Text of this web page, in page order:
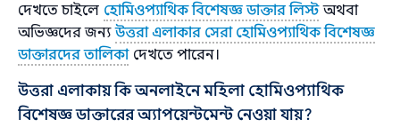
দেখতে চাইলে হোমিওপ্যাথিক বিশেষজ্ঞ ডাক্তার লিস্টঅথবা
অভিজ্ঞদের জন্যউত্তরা এলাকার সেরা হোমিওপ্যাথিক বিশেষজ্ঞ
ডাক্তারদের তালিকা দেখতে পারেন।
উত্তরা এলাকায় কি অনলাইনে মহিলা হোমিওপ্যাথিক
বিশেষজ্ঞ ডাক্তারের অ্যাপয়েন্টমেন্ট নেওয়া যায়?